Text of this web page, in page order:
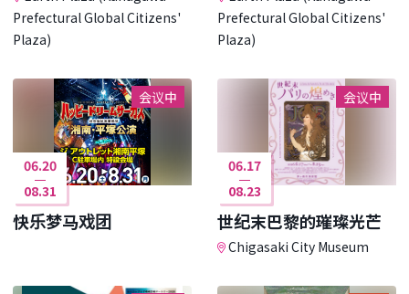
Prefectural Global Citizens'
Plaza)
Prefectural Global Citizens'
Plaza)
会议中
06.20
08.31
快乐梦马戏团
会议中
06.17
08.23
世纪末巴黎的璀璨光芒
Chigasaki City Museum